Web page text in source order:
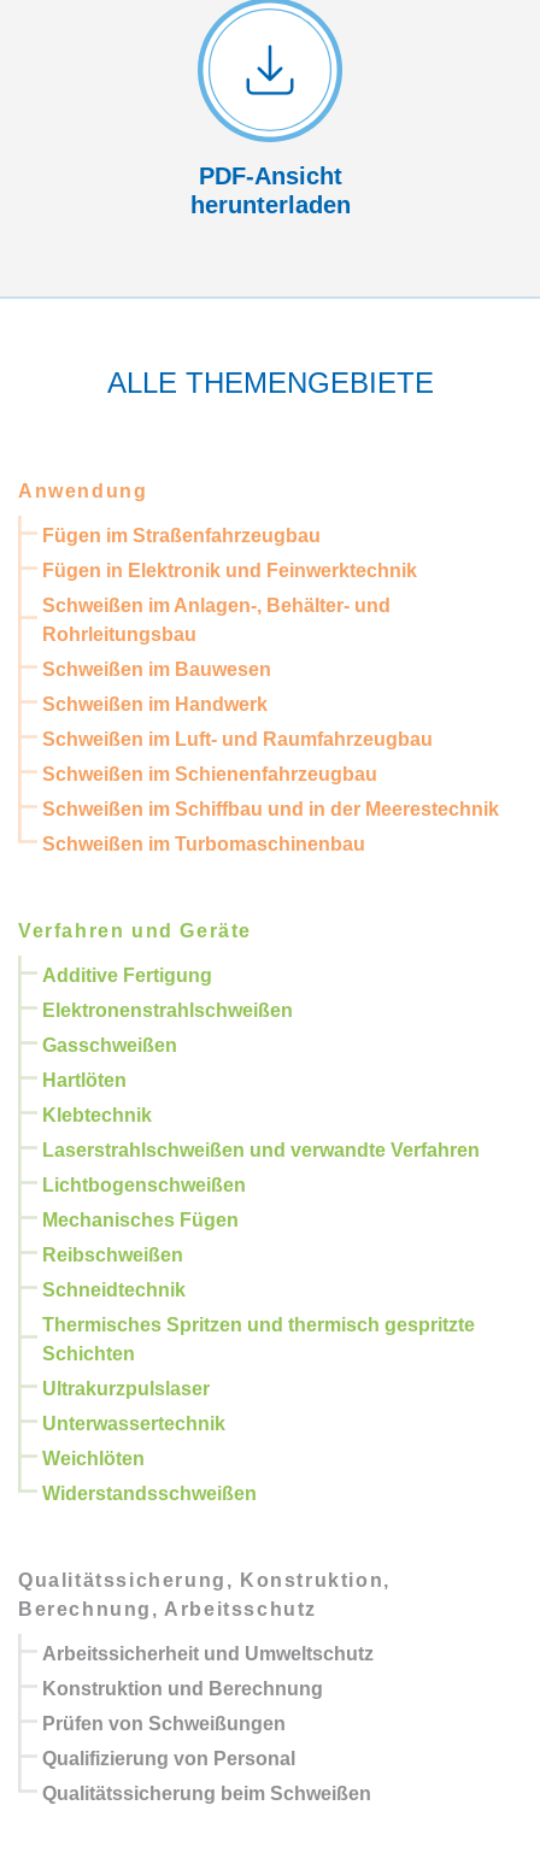
PDF-Ansicht
herunterladen
ALLE THEMENGEBIETE
Anwendung
Fügen im Straßenfahrzeugbau
Fügen in Elektronik und Feinwerktechnik
Schweißen im Anlagen-, Behälter- und
Rohrleitungsbau
Schweißen im Bauwesen
Schweißen im Handwerk
Schweißen im Luft- und Raumfahrzeugbau
Schweißen im Schienenfahrzeugbau
Schweißen im Schiffbau und in der Meerestechnik
Schweißen im Turbomaschinenbau
Verfahren und Geräte
Additive Fertigung
Elektronenstrahlschweißen
Gasschweißen
Hartlöten
Klebtechnik
Laserstrahlschweißen und verwandte Verfahren
Lichtbogenschweißen
Mechanisches Fügen
Reibschweißen
Schneidtechnik
Thermisches Spritzen und thermisch gespritzte
Schichten
Ultrakurzpulslaser
Unterwassertechnik
Weichlöten
Widerstandsschweißen
Qualitätssicherung, Konstruktion,
Berechnung, Arbeitsschutz
Arbeitssicherheit und Umweltschutz
Konstruktion und Berechnung
Prüfen von Schweißungen
Qualifizierung von Personal
Qualitätssicherung beim Schweißen